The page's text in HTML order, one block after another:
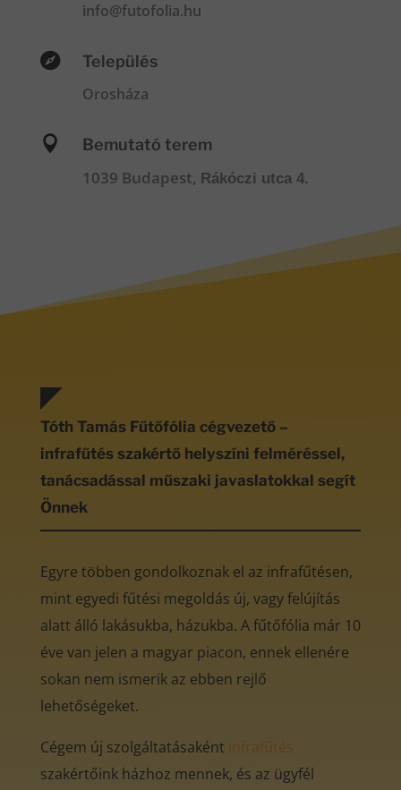
info@futofolia.hu
 Település
Orosháza
 Bemutató terem
1039 Budapest, Rákóczi utca 4.
Tóth Tamás Fűtőfólia cégvezető –
infrafűtés szakértő helyszíni felméréssel,
tanácsadással műszaki javaslatokkal segít
Önnek
Egyre többen gondolkoznak el az infrafűtésen,
mint egyedi fűtési megoldás új, vagy felújítás
alatt álló lakásukba, házukba. A fűtőfólia már 10
éve van jelen a magyar piacon, ennek ellenére
sokan nem ismerik az ebben rejlő
lehetőségeket.
Cégem új szolgáltatásaként infrafűtés
szakértőink házhoz mennek, és az ügyfél